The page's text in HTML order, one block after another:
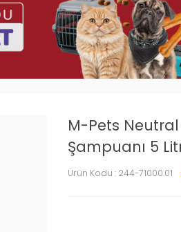
M-Pets
Şampuanı 5
Ürün Kodu : 244-71000.01